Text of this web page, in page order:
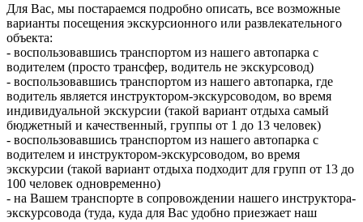
Для Вас, мы постараемся подробно описать, все возможные
варианты посещения экскурсионного или развлекательного
объекта:
- воспользовавшись транспортом из нашего автопарка с
водителем (просто трансфер, водитель не экскурсовод)
- воспользовавшись транспортом из нашего автопарка, где
водитель является инструктором-экскурсоводом, во время
индивидуальной экскурсии (такой вариант отдыха самый
бюджетный и качественный, группы от 1 до 13 человек)
- воспользовавшись транспортом из нашего автопарка с
водителем и инструктором-экскурсоводом, во время
экскурсии (такой вариант отдыха подходит для групп от 13 до
100 человек одновременно)
- на Вашем транспорте в сопровождении нашего инструктора-
экскурсовода (туда, куда для Вас удобно приезжает наш